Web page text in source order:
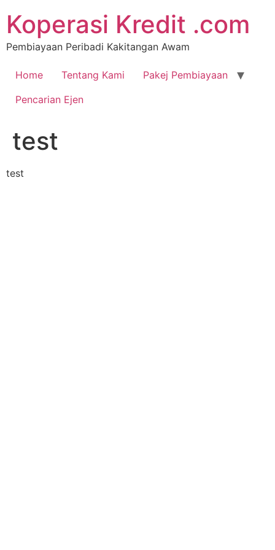
Koperasi Kredit .com
Pembiayaan Peribadi Kakitangan Awam
Home Tentang Kami
Pakej Pembiayaan
Pencarian Ejen
test
test